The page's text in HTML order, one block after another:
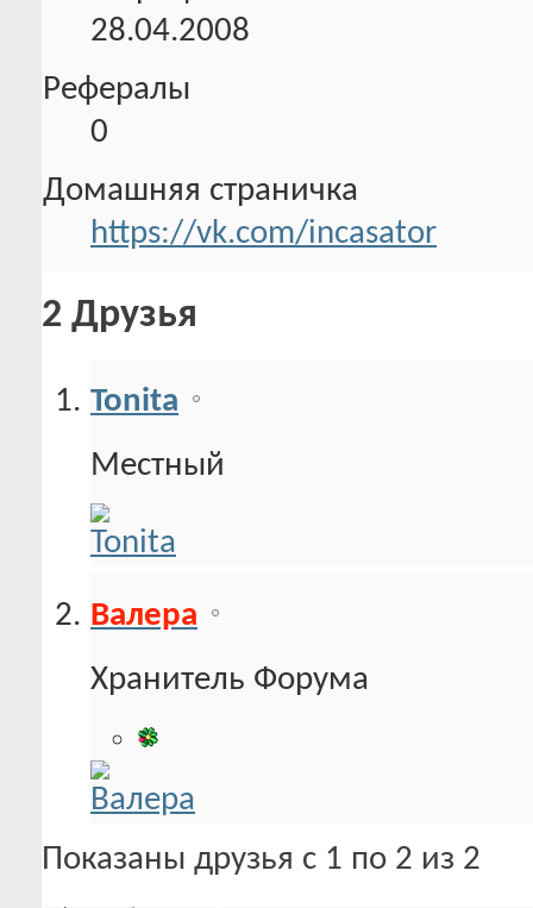
28.04.2008
Рефералы
0
Домашняя страничка
https://vk.com/incasator
2 Друзья
Tonita
Местный
Валера
Хранитель Форума
Показаны друзья с 1 по 2 из 2